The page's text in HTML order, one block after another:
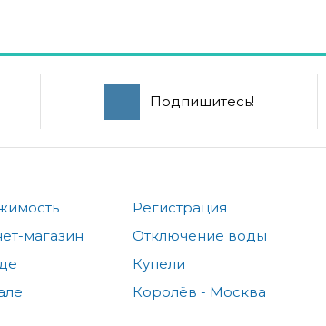
Подпишитесь!
магазин
Регистрация
Отключение воды
Купели
Королёв - Москва